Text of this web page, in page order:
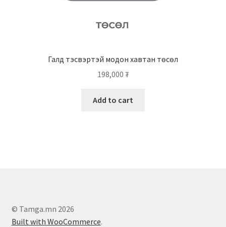
Галд тэсвэртэй модон хавтан төсөл
198,000 ₮
Add to cart
© Tamga.mn 2026
Built with WooCommerce.